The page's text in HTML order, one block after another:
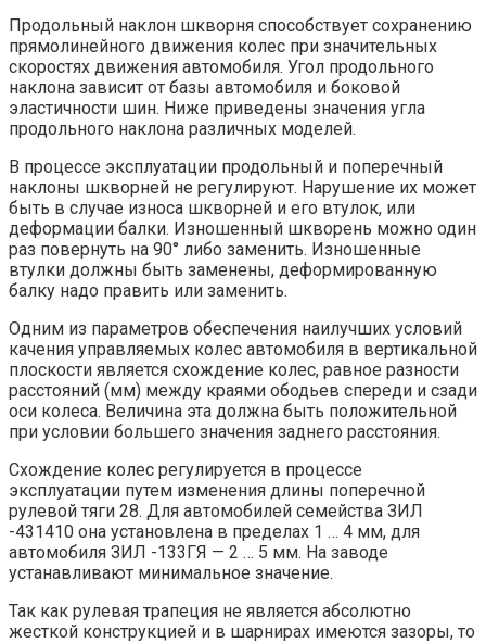
Продольный наклон шкворня способствует сохранению
прямолинейного движения колес при значительных
скоростях движения автомобиля. Угол продольного
наклона зависит от базы автомобиля и боковой
эластичности шин. Ниже приведены значения угла
продольного наклона различных моделей.
В процессе эксплуатации продольный и поперечный
наклоны шкворней не регулируют. Нарушение их может
быть в случае износа шкворней и его втулок, или
деформации балки. Изношенный шкворень можно один
раз повернуть на 90° либо заменить. Изношенные
втулки должны быть заменены, деформированную
балку надо править или заменить.
Одним из параметров обеспечения наилучших условий
качения управляемых колес автомобиля в вертикальной
плоскости является схождение колес, равное разности
расстояний (мм) между краями ободьев спереди и сзади
оси колеса. Величина эта должна быть положительной
при условии большего значения заднего расстояния.
Схождение колес регулируется в процессе
эксплуатации путем изменения длины поперечной
рулевой тяги 28. Для автомобилей семейства ЗИЛ
-431410 она установлена в пределах 1 … 4 мм, для
автомобиля ЗИЛ -133ГЯ — 2 … 5 мм. На заводе
устанавливают минимальное значение.
Так как рулевая трапеция не является абсолютно
жесткой конструкцией и в шарнирах имеются зазоры, то